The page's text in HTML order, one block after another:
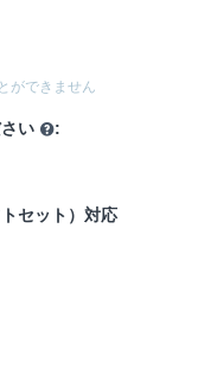
ができません
い :
セット）対応